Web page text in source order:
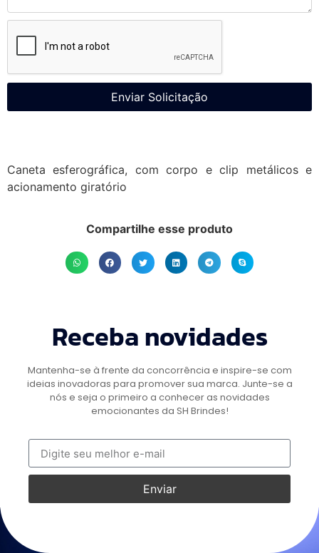
Enviar Solicitação
Caneta esferográfica, com corpo e clip metálicos e
acionamento giratório
Compartilhe esse produto
Receba novidades
Mantenha-se à frente da concorrência e inspire-se com
ideias inovadoras para promover sua marca. Junte-se a
nós e seja o primeiro a conhecer as novidades
emocionantes da SH Brindes!
Enviar